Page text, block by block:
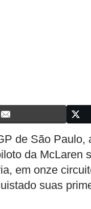
de São Paulo,
da McLaren
em onze
suas